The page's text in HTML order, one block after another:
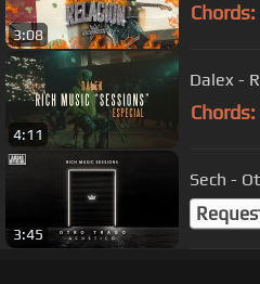
3:08
Chords:
4:11
Dalex -
Chords:
3:45
Sech -